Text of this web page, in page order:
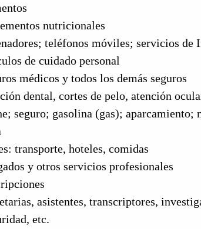
nutricionales
teléfonos móviles; servicios
de cuidado personal
médicos y todos los demás seguros
dental, cortes de pelo, atención
seguro; gasolina (gas); aparcamiento;
transporte, hoteles, comidas
y otros servicios profesionales
asistentes, transcriptores,
etc.